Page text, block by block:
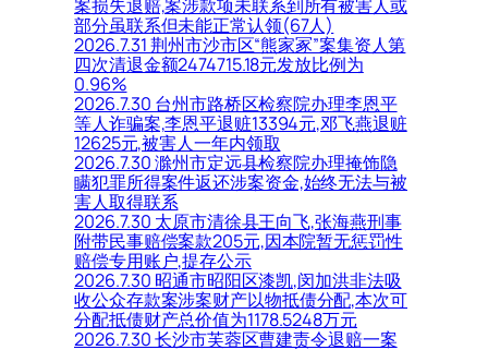
案损失退赔,案涉款项未联系到所有被害人或
部分虽联系但未能正常认领(67人)
2026.7.31 荆州市沙市区“熊家冢”案集资人第
四次清退金额2474715.18元发放比例为
0.96%
2026.7.30 台州市路桥区检察院办理李恩平
等人诈骗案,李恩平退赃13394元,邓飞燕退赃
12625元,被害人一年内领取
2026.7.30 滁州市定远县检察院办理掩饰隐
瞒犯罪所得案件返还涉案资金,始终无法与被
害人取得联系
2026.7.30 太原市清徐县王向飞,张海燕刑事
附带民事赔偿案款205元,因本院暂无惩罚性
赔偿专用账户,提存公示
2026.7.30 昭通市昭阳区漆凯,闵加洪非法吸
收公众存款案涉案财产以物抵债分配,本次可
分配抵债财产总价值为1178.5248万元
2026.7.30 长沙市芙蓉区曹建责令退赔一案